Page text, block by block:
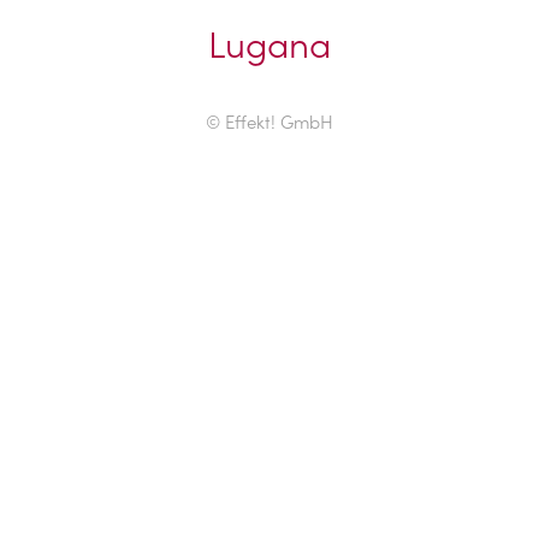
Lugana
© Effekt! GmbH